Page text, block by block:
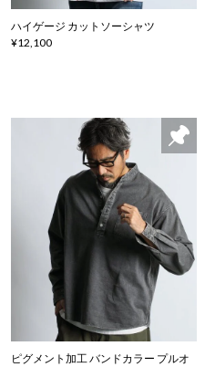
ハイゲージ カットソーシャツ
¥12,100
ピグメント加工 バンドカラー プルオ